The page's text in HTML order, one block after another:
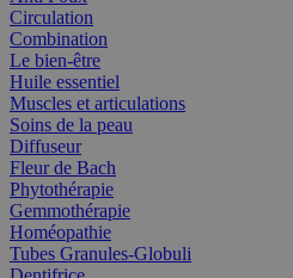
Circulation
Combination
Le bien-être
Huile essentiel
Muscles et articulations
Soins de la peau
Diffuseur
Fleur de Bach
Phytothérapie
Gemmothérapie
Homéopathie
Tubes Granules-Globuli